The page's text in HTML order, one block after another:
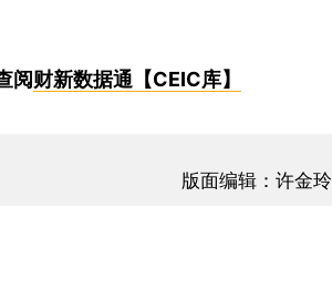
阅财新数据通【CEIC库】
版面编辑：许金玲